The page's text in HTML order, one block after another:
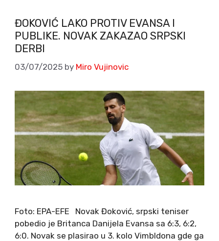
ĐOKOVIĆ LAKO PROTIV EVANSA I
PUBLIKE. NOVAK ZAKAZAO SRPSKI
DERBI
03/07/2025 by Miro Vujinovic
Foto: EPA-EFE Novak Đoković, srpski teniser
pobedio je Britanca Danijela Evansa sa 6:3, 6:2,
6:0. Novak se plasirao u 3. kolo Vimbldona gde ga